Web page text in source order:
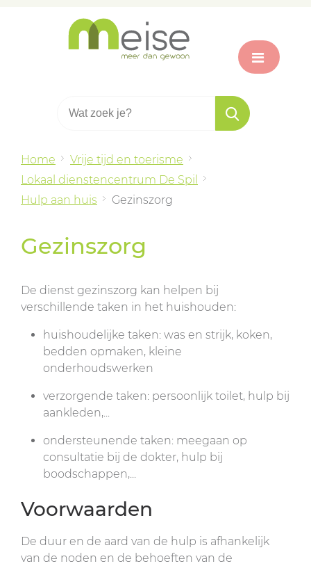
Home
Vrije tijd en toerisme
Lokaal dienstencentrum De Spil
Hulp aan huis
Gezinszorg
Gezinszorg
De dienst gezinszorg kan helpen bij
verschillende taken in het huishouden:
huishoudelijke taken: was en strijk, koken,
bedden opmaken, kleine
onderhoudswerken
verzorgende taken: persoonlijk toilet, hulp bij
aankleden,...
ondersteunende taken: meegaan op
consultatie bij de dokter, hulp bij
boodschappen,...
Voorwaarden
De duur en de aard van de hulp is afhankelijk
van de noden en de behoeften van de